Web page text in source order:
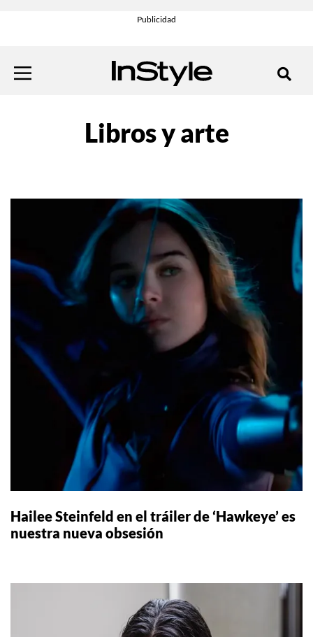
Libros y arte
Hailee Steinfeld en el tráiler de ‘Hawkeye’ es
nuestra nueva obsesión